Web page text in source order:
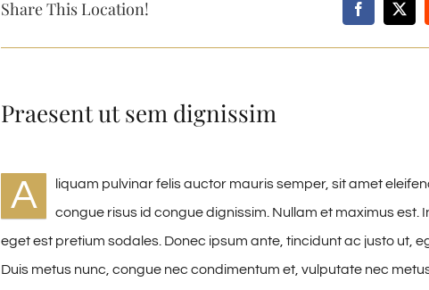
Share This Location!
Praesent ut sem dignissim
A
liquam pulvinar felis auctor mauris semper, sit amet
congue risus id congue dignissim. Nullam et maximus est.
eget est pretium sodales. Donec ipsum ante, tincidunt ac justo ut,
Duis metus nunc, congue nec condimentum et, vulputate nec